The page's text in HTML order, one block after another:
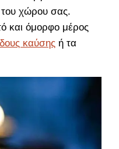
του χώρου σας.
και όμορφο μέρος
καύσης ή τα